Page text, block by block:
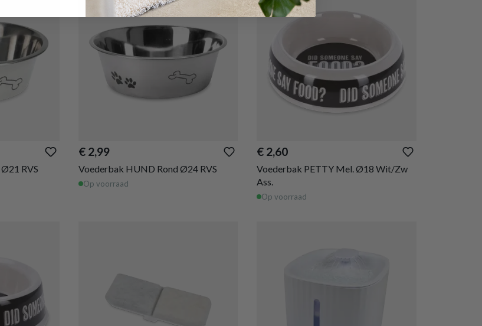
RVS
€ 2,99
Voederbak HUND Rond Ø24 RVS
Op voorraad
€ 2,60
Voederbak PETTY Mel. Ø18 Wit/Zw
Ass.
Op voorraad